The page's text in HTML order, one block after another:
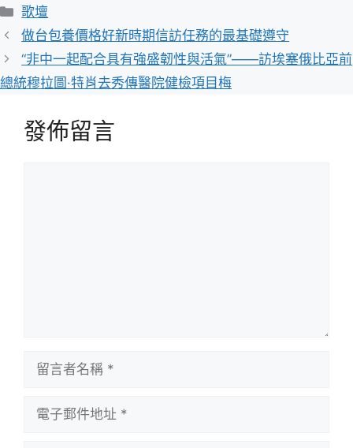
分
類
歌壇
做台包養價格好新時期信訪任務的最基礎遵守
“非中一起配合具有強盛韌性與活氣”——訪埃塞俄比亞前
總統穆拉圖·特肖去秀傳醫院健檢項目梅
發佈留言